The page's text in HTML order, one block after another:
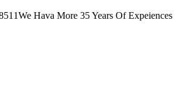
We Hava More 35 Years Of Expeiences